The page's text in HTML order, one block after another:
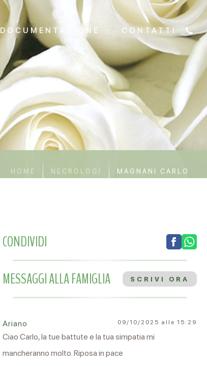
DOCUMENTAZIONE CONTATTI
HOME NECROLOGI MAGNANI CARLO
CONDIVIDI
MESSAGGI ALLA FAMIGLIA
SCRIVI ORA
Ariano 09/10/2025 alle 15:29
Ciao Carlo, la tue battute e la tua simpatia mi
mancheranno molto. Riposa in pace